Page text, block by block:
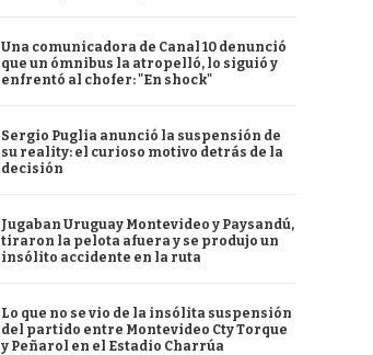
Una comunicadora de Canal 10 denunció
que un ómnibus la atropelló, lo siguió y
enfrentó al chofer: "En shock"
Sergio Puglia anunció la suspensión de
su reality: el curioso motivo detrás de la
decisión
Jugaban Uruguay Montevideo y Paysandú,
tiraron la pelota afuera y se produjo un
insólito accidente en la ruta
Lo que no se vio de la insólita suspensión
del partido entre Montevideo Cty Torque
y Peñarol en el Estadio Charrúa